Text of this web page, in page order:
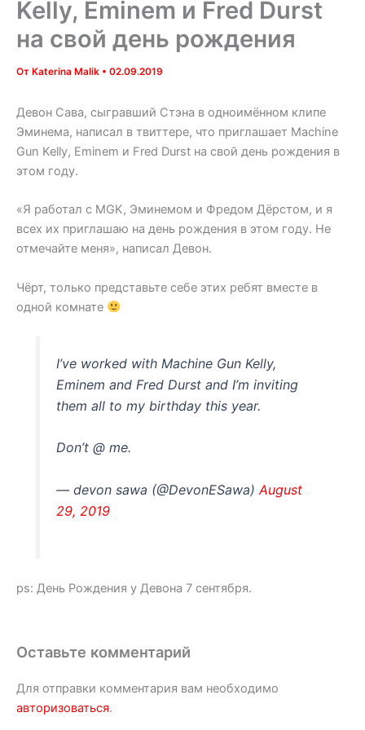
Kelly, Eminem и Fred Durst
на свой день рождения
От Katerina Malik • 02.09.2019
Девон Сава, сыгравший Стэна в одноимённом клипе
Эминема, написал в твиттере, что приглашает Machine
Gun Kelly, Eminem и Fred Durst на свой день рождения в
этом году.
«Я работал с MGK, Эминемом и Фредом Дёрстом, и я
всех их приглашаю на день рождения в этом году. Не
отмечайте меня», написал Девон.
Чёрт, только представьте себе этих ребят вместе в
одной комнате
I’ve worked with Machine Gun Kelly,
Eminem and Fred Durst and I’m inviting
them all to my birthday this year.
Don’t @ me.
— devon sawa (@DevonESawa)August
29, 2019
ps: День Рождения у Девона 7 сентября.
Оставьте комментарий
Для отправки комментария вам необходимо
авторизоваться.